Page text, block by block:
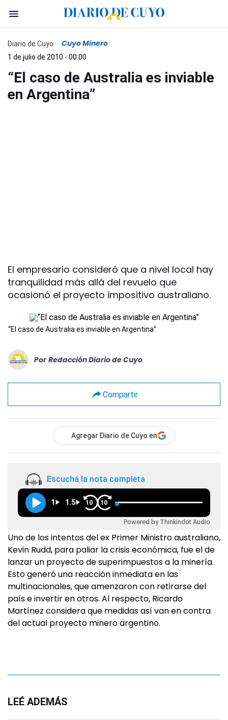
Diario de Cuyo Cuyo Minero
1 de julio de 2010 - 00:00
“El caso de Australia es inviable
en Argentina”
El empresario consideró que a nivel local hay
tranquilidad más allá del revuelo que
ocasionó el proyecto impositivo australiano.
“El caso de Australia es inviable en Argentina”
Por Redacción Diario de Cuyo
Compartir
Agregar Diario de Cuyo en
Escuchá la nota completa
1 1.5 10 10
Powered by Thinkindot Audio
Uno de los intentos del ex Primer Ministro australiano,
Kevin Rudd, para paliar la crisis económica, fue el de
lanzar un proyecto de superimpuestos a la minería.
Esto generó una reacción inmediata en las
multinacionales, que amenzaron con retirarse del
país e invertir en otros. Al respecto, Ricardo
Martínez considera que medidas así van en contra
del actual proyecto minero argentino.
LEÉ ADEMÁS